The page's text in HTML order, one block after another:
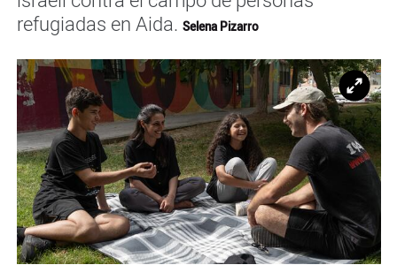
refugiadas en Aida. Selena Pizarro